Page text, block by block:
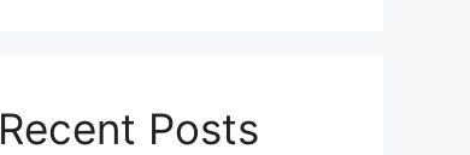
Recent Posts